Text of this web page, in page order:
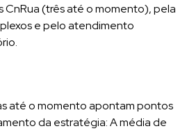
CnRua (três até o momento), pela
e pelo atendimento
até o momento apontam pontos
da estratégia: A média de